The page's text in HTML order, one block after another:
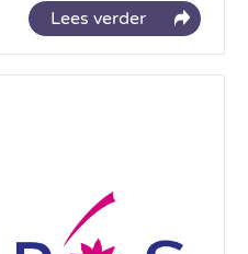
Lees verder